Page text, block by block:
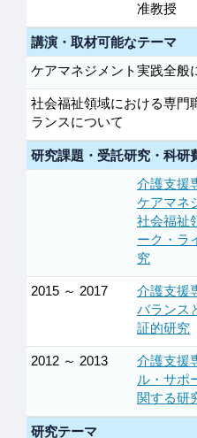
准教授
講演・取材可能なテーマ
ケアマネジメント実践全般
社会福祉領域における専門
ランスについて
研究課題・受託研究・科研
介護支援
ケアマネ
社会福祉
ーク・ラ
究
2015 ～ 2017
介護支援
バランス
証的研究
2012 ～ 2013
介護支援
ル・サポ
関する研
研究テーマ